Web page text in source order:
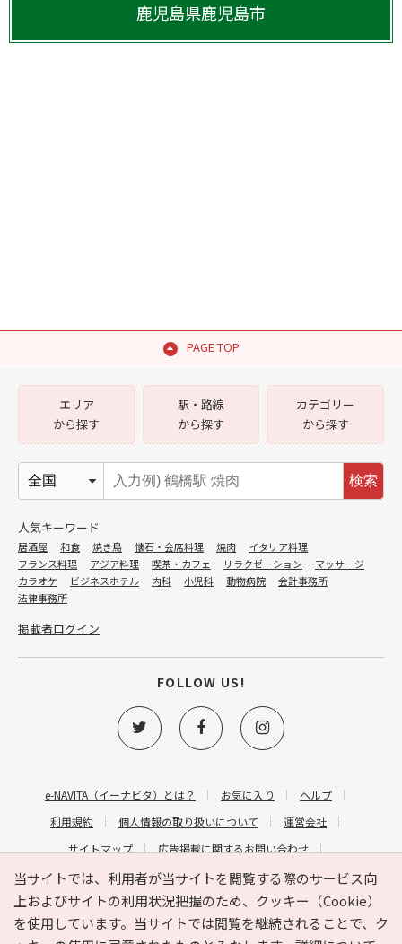
鹿児島県鹿児島市
PAGE TOP
当サイトでは、利用者が当サイトを閲覧する際のサービス向
上およびサイトの利用状況把握のため、クッキー（Cookie）
を使用しています。当サイトでは閲覧を継続されることで、ク
e-NAVITA（イーナビタ）とは？ お気に入り
ヘルプ
利用規約
個人情報の取り扱いについて
運営会社
サイトマップ
広告掲載に関するお問い合わせ
サイトの内容に関するお問い合わせ
エリア
から探す
駅・路線
から探す
カテゴリー
から探す
検索
人気キーワード
居酒屋 和食 焼き鳥 懐石・会席料理 焼肉
イタリア料理
フランス料理
アジア料理 喫茶・カフェ リラクゼーション
マッサージ
カラオケ
ビジネスホテル 内科 小児科 動物病院
会計事務所
法律事務所
掲載者ログイン
FOLLOW US!